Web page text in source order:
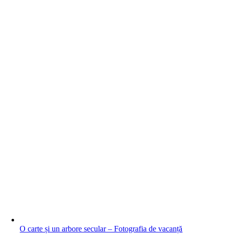
O carte și un arbore secular – Fotografia de vacanță